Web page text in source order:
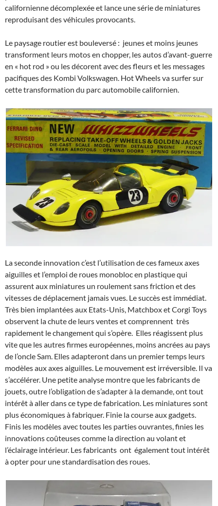
californienne décomplexée et lance une série de miniatures
reproduisant des véhicules provocants.
Le paysage routier est bouleversé : jeunes et moins jeunes
transforment leurs motos en chopper, les autos d’avant-guerre
en « hot rod » ou les décorent avec des fleurs et les messages
pacifiques des Kombi Volkswagen. Hot Wheels va surfer sur
cette transformation du parc automobile californien.
La seconde innovation c’est l’utilisation de ces fameux axes
aiguilles et l’emploi de roues monobloc en plastique qui
assurent aux miniatures un roulement sans friction et des
vitesses de déplacement jamais vues. Le succès est immédiat.
Très bien implantées aux Etats-Unis, Matchbox et Corgi Toys
observent la chute de leurs ventes et comprennent très
rapidement le changement qui s’opère. Elles réagissent plus
vite que les autres firmes européennes, moins ancrées au pays
de l’oncle Sam. Elles adapteront dans un premier temps leurs
modèles aux axes aiguilles. Le mouvement est irréversible. Il va
s’accélérer. Une petite analyse montre que les fabricants de
jouets, outre l’obligation de s’adapter à la demande, ont tout
intérêt à aller dans ce type de fabrication. Les miniatures sont
plus économiques à fabriquer. Finie la course aux gadgets.
Finis les modèles avec toutes les parties ouvrantes, finies les
innovations coûteuses comme la direction au volant et
l’éclairage intérieur. Les fabricants ont également tout intérêt
à opter pour une standardisation des roues.